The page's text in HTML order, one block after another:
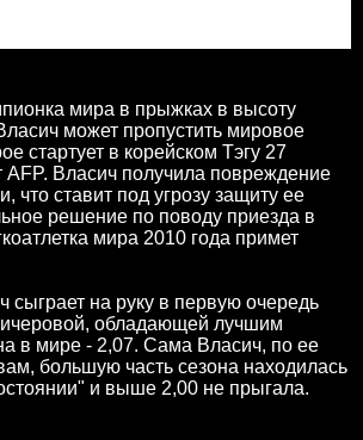
мира в прыжках в высоту
может пропустить мировое
стартует в корейском Тэгу 27
AFP. Власич получила повреждение
что ставит под угрозу защиту ее
решение по поводу приезда в
мира 2010 года примет
сыграет на руку в первую очередь
обладающей лучшим
в мире - 2,07. Сама Власич, по ее
большую часть сезона находилась
и выше 2,00 не прыгала.